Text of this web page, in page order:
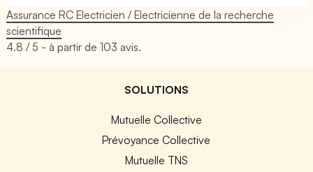
Assurance RC Electricien / Electricienne de la recherche
scientifique
4.8 / 5 - à partir de103 avis.
SOLUTIONS
Mutuelle Collective
Prévoyance Collective
Mutuelle TNS